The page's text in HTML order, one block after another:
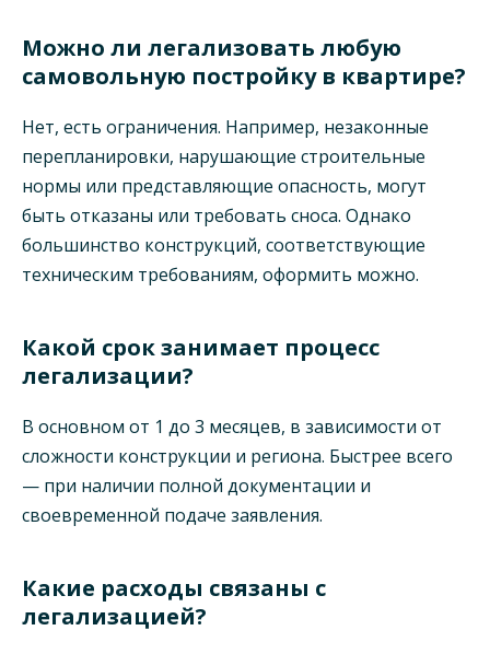
Можно ли легализовать любую
самовольную постройку в квартире?
Нет, есть ограничения. Например, незаконные
перепланировки, нарушающие строительные
нормы или представляющие опасность, могут
быть отказаны или требовать сноса. Однако
большинство конструкций, соответствующие
техническим требованиям, оформить можно.
Какой срок занимает процесс
легализации?
В основном от 1 до 3 месяцев, в зависимости от
сложности конструкции и региона. Быстрее всего
— при наличии полной документации и
своевременной подаче заявления.
Какие расходы связаны с
легализацией?